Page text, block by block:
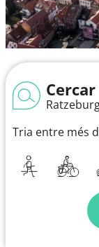
Cercar
Tria entre més